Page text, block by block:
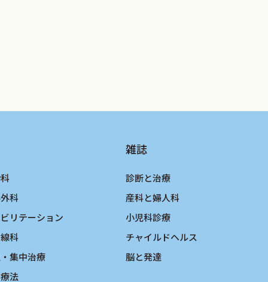
計画を記載するよう心がける
もの
科
リテーション
科
集中治療
法
雑誌
診断と治療
産科と婦人科
小児科診療
チャイルドヘルス
脳と発達